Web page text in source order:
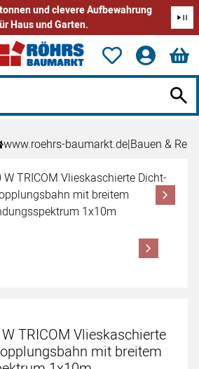
und clevere Aufbewahrung
Haus und Garten.
www.roehrs-baumarkt.de|Bauen &
TRICOM Vlieskaschierte
mit breitem